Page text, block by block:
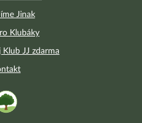
Jinak
Klubáky
Klub JJ zdarma